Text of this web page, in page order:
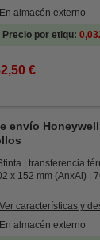
En almacén externo
Precio por etiqu
€
envío Honeywell
transferencia
x 152 mm (AnxAl)
Ver características y
En almacén externo